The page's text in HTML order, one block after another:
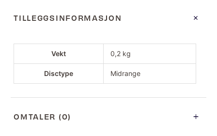
TILLEGGSINFORMASJON
Vekt 0,2 kg
Disctype Midrange
OMTALER (0)